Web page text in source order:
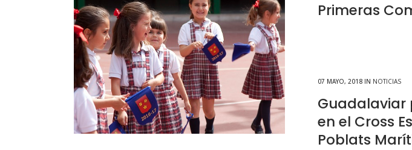
Primeras
07 MAYO, 2018 IN NOTICIAS
Guadalaviar
en el Cross
Poblats